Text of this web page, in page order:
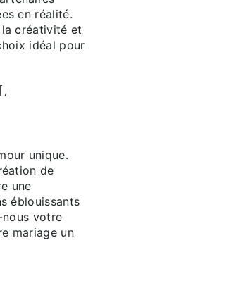
en réalité.
créativité et
idéal pour
unique.
de
une
éblouissants
votre
mariage un